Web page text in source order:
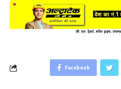
Facebook